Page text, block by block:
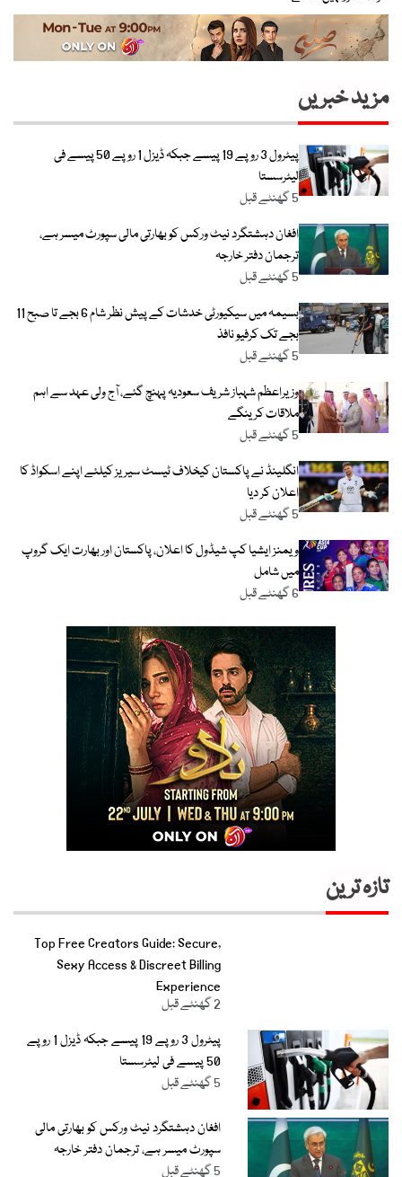
مزید خبریں
پیٹرول 3 روپے 19 پیسے جبکہ ڈیزل 1 روپے 50 پیسے فی
لیٹرسستا
5 گھنٹے قبل
افغان دہشتگرد نیٹ ورکس کو بھارتی مالی سپورٹ میسر ہے،
ترجمان دفتر خارجہ
5 گھنٹے قبل
بسیمہ میں سیکیورٹی خدشات کے پیش نظر شام 6 بجے تا صبح 11
بجے تک کرفیو نافذ
5 گھنٹے قبل
وزیراعظم شہباز شریف سعودیہ پہنچ گئے، آج ولی عہد سے اہم
ملاقات کرینگے
5 گھنٹے قبل
انگلینڈ نے پاکستان کیخلاف ٹیسٹ سیریز کیلئے اپنے اسکواڈ کا
اعلان کر دیا
5 گھنٹے قبل
ویمنز ایشیا کپ شیڈول کا اعلان، پاکستان اور بھارت ایک گروپ
میں شامل
6 گھنٹے قبل
تازہ ترین
Top Free Creators Guide: Secure,
Sexy Access & Discreet Billing
Experience
2 گھنٹے قبل
پیٹرول 3 روپے 19 پیسے جبکہ ڈیزل 1 روپے
50 پیسے فی لیٹرسستا
5 گھنٹے قبل
افغان دہشتگرد نیٹ ورکس کو بھارتی مالی
سپورٹ میسر ہے، ترجمان دفتر خارجہ
5 گھنٹے قبل